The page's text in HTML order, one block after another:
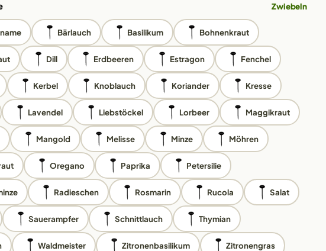
Zwiebeln
Bärlauch Basilikum Bohnenkraut
Dill Erdbeeren Estragon Fenchel
Kerbel Knoblauch Koriander Kresse
Lavendel Liebstöckel Lorbeer Maggikraut
Mangold Melisse Minze Möhren
Oregano Paprika Petersilie
Radieschen Rosmarin Rucola Salat
Sauerampfer Schnittlauch Thymian
Waldmeister Zitronenbasilikum Zitronengras